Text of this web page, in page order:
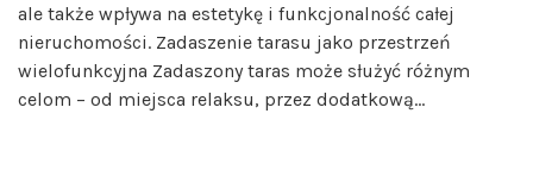
ale także wpływa na estetykę i funkcjonalność całej
nieruchomości. Zadaszenie tarasu jako przestrzeń
wielofunkcyjna Zadaszony taras może służyć różnym
celom – od miejsca relaksu, przez dodatkową…